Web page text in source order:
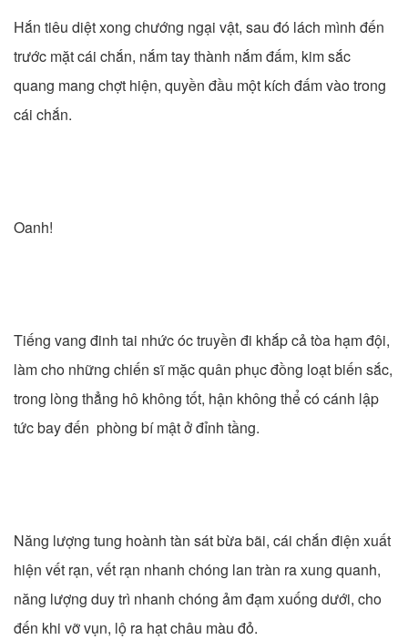
Hắn tiêu diệt xong chướng ngại vật, sau đó lách mình đến
trước mặt cái chắn, nắm tay thành nắm đấm, kim sắc
quang mang chợt hiện, quyền đầu một kích đấm vào trong
cái chắn.
Oanh!
Tiếng vang đinh tai nhức óc truyền đi khắp cả tòa hạm đội,
làm cho những chiến sĩ mặc quân phục đồng loạt biến sắc,
trong lòng thẳng hô không tốt, hận không thể có cánh lập
tức bay đến phòng bí mật ở đỉnh tầng.
Năng lượng tung hoành tàn sát bừa bãi, cái chắn điện xuất
hiện vết rạn, vết rạn nhanh chóng lan tràn ra xung quanh,
năng lượng duy trì nhanh chóng ảm đạm xuống dưới, cho
đến khi vỡ vụn, lộ ra hạt châu màu đỏ.